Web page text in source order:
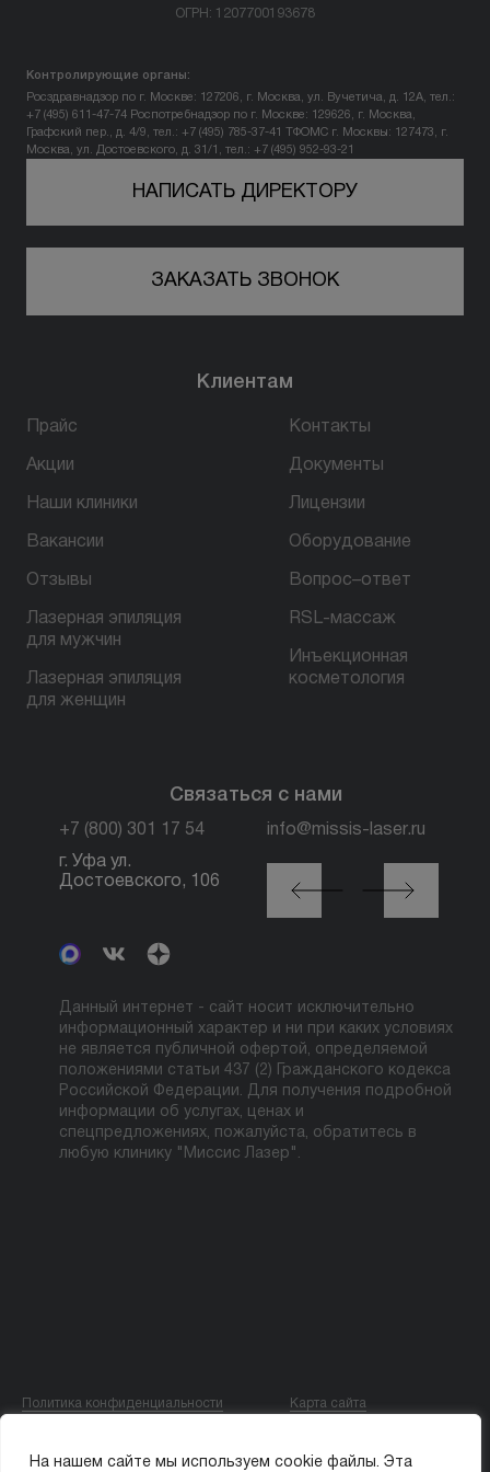
На нашем сайте мы используем cookie файлы. Эта
Контакты
+7 (800) 301 17 54
ул. Достоевского, д. 106
БЕСПЛАТНАЯ КОНСУЛЬТАЦИЯ
ОГРН: 1207700193678
Контролирующие органы:
Росздравнадзор по г. Москве: 127206, г. Москва, ул. Вучетича, д. 12А, тел.:
+7 (495) 611-47-74 Роспотребнадзор по г. Москве: 129626, г. Москва,
Графский пер., д. 4/9, тел.: +7 (495) 785-37-41
ТФОМС г. Москвы: 127473, г.
Москва, ул. Достоевского, д. 31/1, тел.: +7 (495) 952-93-21
НАПИСАТЬ ДИРЕКТОРУ
ЗАКАЗАТЬ ЗВОНОК
Клиентам
Прайс
Акции
Наши клиники
Вакансии
Отзывы
Лазерная эпиляция
для мужчин
Лазерная эпиляция
для женщин
Контакты
Документы
Лицензии
Оборудование
Вопрос–ответ
RSL-массаж
Инъекционная
косметология
Связаться с нами
+7 (800) 301 17 54 info@missis-laser.ru
г. Уфа ул.
Достоевского, 106
г. Москва м. Трубная,
ул. Петровка, 26, стр.
Данный интернет - сайт носит исключительно
информационный характер и ни при каких условиях
не является публичной офертой, определяемой
положениями статьи 437 (2) Гражданского кодекса
Российской Федерации. Для получения подробной
информации об услугах, ценах и
спецпредложениях, пожалуйста, обратитесь в
любую клинику "Миссис Лазер".
Политика конфиденциальности Карта сайта